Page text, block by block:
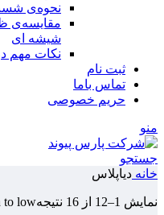
ﻧﺤﻮﻩی
مقایسه‌ی
شیشه ای
نکات مهم
ثبت نام
تماس باما
حریم خصوصی
منو
جستجو
خانه دیاپلاس
نمایش 1–12 از 16 نتیجه to low